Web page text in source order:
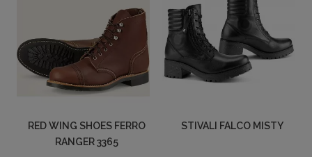
RED WING SHOES FERRO
RANGER 3365
STIVALI FALCO MISTY